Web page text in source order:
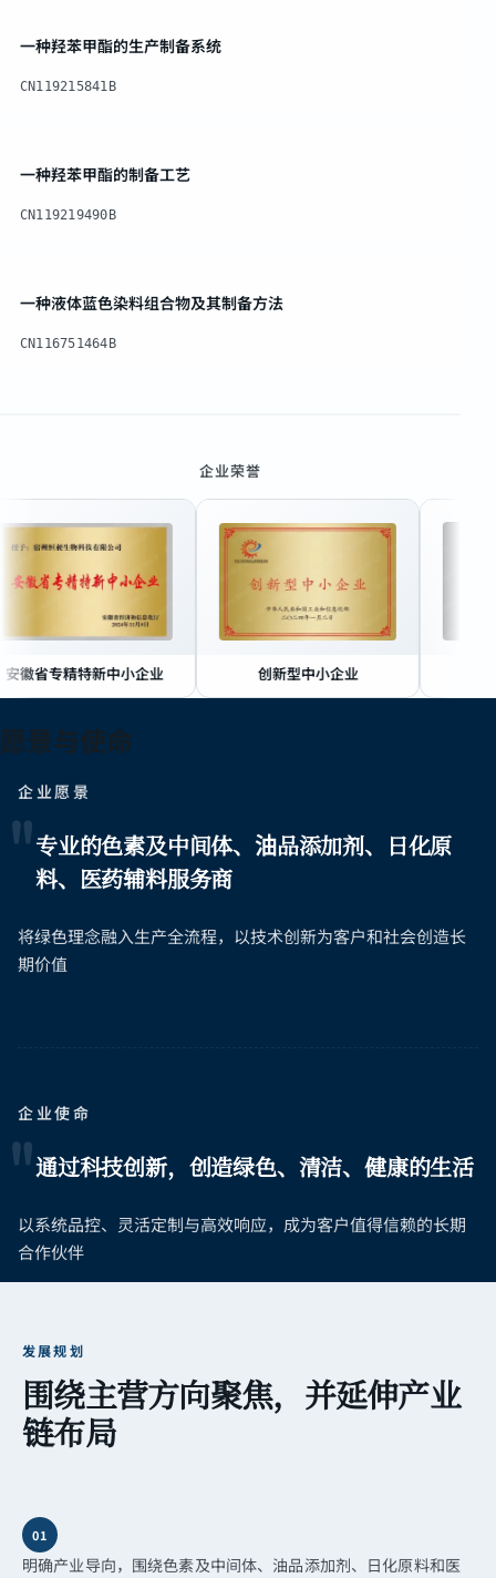
一种羟苯甲酯的生产制备系统
CN119215841B
一种羟苯甲酯的制备工艺
CN119219490B
一种液体蓝色染料组合物及其制备方法
CN116751464B
企业荣誉
特新中小企业 创新型中小企业
愿景与使命
企业愿景
"专业的色素及中间体、油品添加剂、日化原
料、医药辅料服务商
将绿色理念融入生产全流程，以技术创新为客户和社会创造长
期价值
企业使命
"通过科技创新，创造绿色、清洁、健康的生活
以系统品控、灵活定制与高效响应，成为客户值得信赖的长期
合作伙伴
发展规划
围绕主营方向聚焦，并延伸产业
链布局
01
明确产业导向，围绕色素及中间体、油品添加剂、日化原料和医